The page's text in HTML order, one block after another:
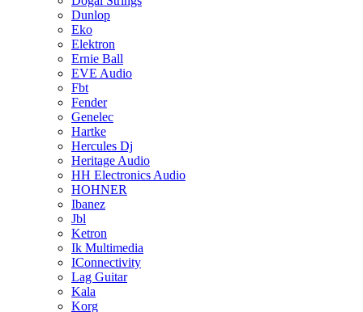
Dunlop
Eko
Elektron
Ernie Ball
EVE Audio
Fbt
Fender
Genelec
Hartke
Hercules Dj
Heritage Audio
HH Electronics Audio
HOHNER
Ibanez
Jbl
Ketron
Ik Multimedia
IConnectivity
Lag Guitar
Kala
Korg